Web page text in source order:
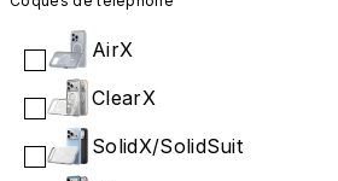
AirX
ClearX
SolidX/SolidSuit